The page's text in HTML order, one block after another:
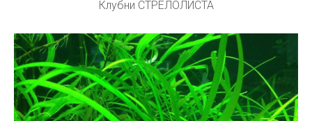
Клубни СТРЕЛОЛИСТА